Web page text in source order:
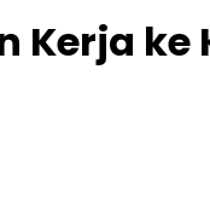
Kerja ke